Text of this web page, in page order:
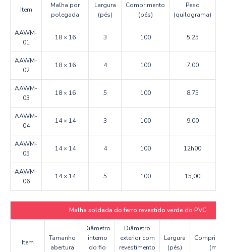
Item
Malha por
polegada
Largura
(pés)
Comprimento
(pés)
Peso
(quilograma)
AAWM-
01
18 × 16 3 100 5.25
AAWM-
02
18 × 16 4 100 7,00
AAWM-
03
18 × 16 5 100 8,75
AAWM-
04
14 × 14 3 100 9,00
AAWM-
05
14 × 14 4 100 12h00
AAWM-
06
14 × 14 5 100 15,00
Malha soldada do ferro revestido verde do PVC.
Item
Tamanho
abertura
Diâmetro
interno
do fio
Diâmetro
exterior com
revestimento
Largura
(pés)
(m)